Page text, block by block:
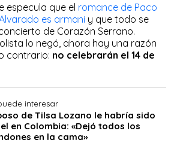
especula que el romance de Paco
es armani y que todo se
de Corazón Serrano.
lo negó, ahora hay una razón
contrario: no celebrarán el 14 de
interesar
de Tilsa Lozano le habría sido
en Colombia: «Dejó todos los
en la cama»